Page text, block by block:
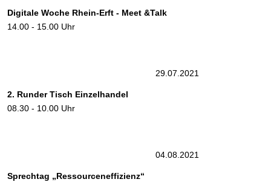
Digitale Woche Rhein-Erft - Meet &Talk
14.00 - 15.00 Uhr
29.07.2021
2. Runder Tisch Einzelhandel
08.30 - 10.00 Uhr
04.08.2021
Sprechtag „Ressourceneffizienz“